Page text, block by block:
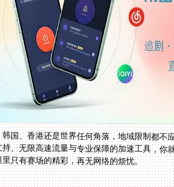
国、香港还是世界任何角落，地域限制都不
、无限高速流量与专业保障的加速工具，
只有赛场的精彩，再无网络的烦忧。